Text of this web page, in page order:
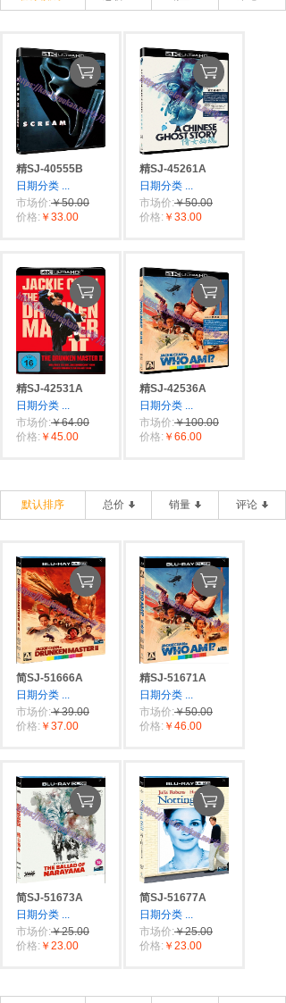
精SJ-40555B
日期分类 ...
市场价:￥50.00
价格: ￥33.00
精SJ-45261A
日期分类 ...
市场价:￥50.00
价格: ￥33.00
精SJ-42531A
日期分类 ...
市场价:￥64.00
价格: ￥45.00
精SJ-42536A
日期分类 ...
市场价:￥100.00
价格: ￥66.00
默认排序 总价 销量 评论
简SJ-51666A
日期分类 ...
市场价:￥39.00
价格: ￥37.00
精SJ-51671A
日期分类 ...
市场价:￥50.00
价格: ￥46.00
简SJ-51673A
日期分类 ...
市场价:￥25.00
价格: ￥23.00
简SJ-51677A
日期分类 ...
市场价:￥25.00
价格: ￥23.00